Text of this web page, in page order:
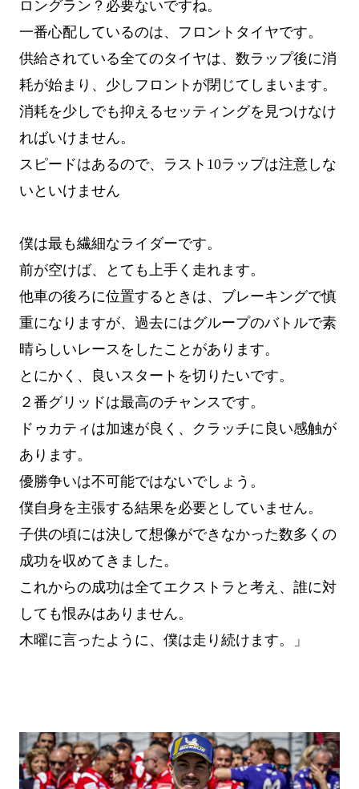
ロングラン？必要ないですね。
一番心配しているのは、フロントタイヤです。
供給されている全てのタイヤは、数ラップ後に消
耗が始まり、少しフロントが閉じてしまいます。
消耗を少しでも抑えるセッティングを見つけなけ
ればいけません。
スピードはあるので、ラスト10ラップは注意しな
いといけません
僕は最も繊細なライダーです。
前が空けば、とても上手く走れます。
他車の後ろに位置するときは、ブレーキングで慎
重になりますが、過去にはグループのバトルで素
晴らしいレースをしたことがあります。
とにかく、良いスタートを切りたいです。
２番グリッドは最高のチャンスです。
ドゥカティは加速が良く、クラッチに良い感触が
あります。
優勝争いは不可能ではないでしょう。
僕自身を主張する結果を必要としていません。
子供の頃には決して想像ができなかった数多くの
成功を収めてきました。
これからの成功は全てエクストラと考え、誰に対
しても恨みはありません。
木曜に言ったように、僕は走り続けます。」